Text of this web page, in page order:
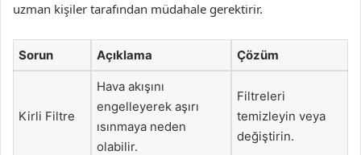
uzman kişiler tarafından müdahale gerektirir.
Sorun Açıklama Çözüm
Kirli Filtre
Hava akışını
engelleyerek aşırı
ısınmaya neden
olabilir.
Filtreleri
temizleyin veya
değiştirin.